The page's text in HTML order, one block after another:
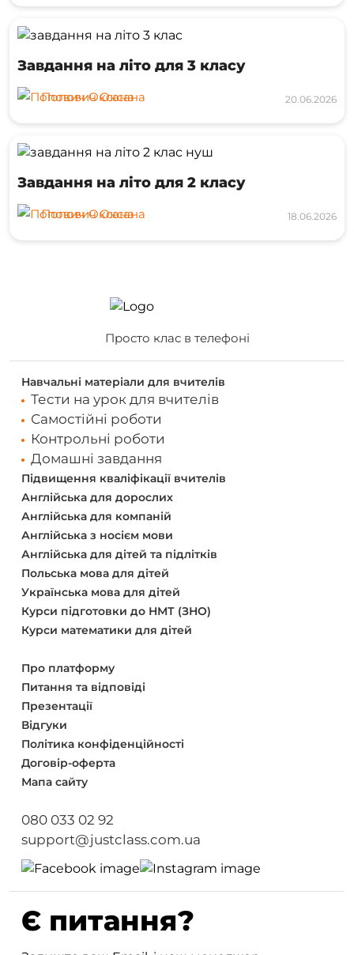
Завдання на літо для 3 класу
Попович Оксана 20.06.2026
Завдання на літо для 2 класу
Попович Оксана 18.06.2026
Просто клас в телефоні
Навчальні матеріали для вчителів
Тести на урок для вчителів
Самостійні роботи
Контрольні роботи
Домашні завдання
Підвищення кваліфікації вчителів
Англійська для дорослих
Англійська для компаній
Англійська з носієм мови
Англійська для дітей та підлітків
Польська мова для дітей
Українська мова для дітей
Курси підготовки до НМТ (ЗНО)
Курси математики для дітей
Про платформу
Питання та відповіді
Презентації
Відгуки
Політика конфіденційності
Договір-оферта
Мапа сайту
080 033 02 92
support@justclass.com.ua
Є питання?